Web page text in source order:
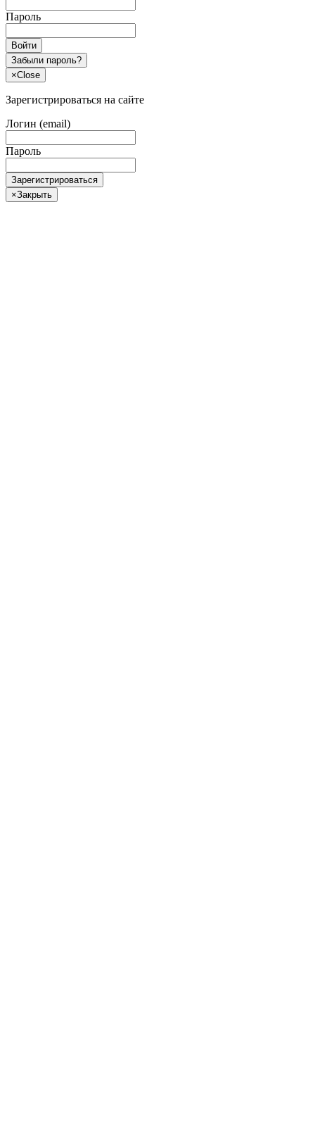
Пароль
Войти
Забыли пароль?
×Close
Зарегистрироваться на сайте
Логин (email)
Пароль
Зарегистрироваться
×Закрыть